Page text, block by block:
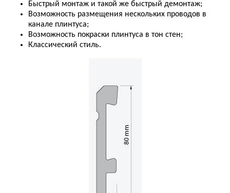
Быстрый монтаж и такой же быстрый демонтаж;
Возможность размещения нескольких проводов в
канале плинтуса;
Возможность покраски плинтуса в тон стен;
Классический стиль.